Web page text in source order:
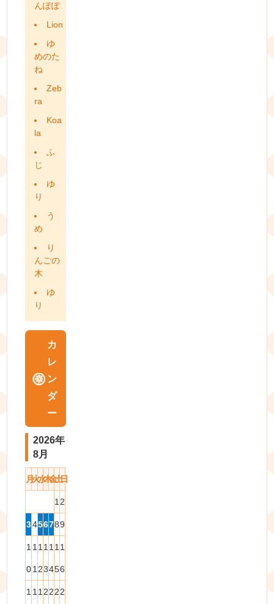
んぽぽ
Lion
ゆ
めのた
ね
Zeb
ra
Koa
la
ふ
じ
ゆ
り
う
め
り
んごの
木
ゆ
り
カ
レ
ン
ダ
ー
2026年
8月
月火水木金土日
1 2
3456789
1
0
1
1
1
2
1
3
1
4
1
5
1
6
1 1 1 2222